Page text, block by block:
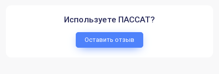
Используете ПАССАТ?
Оставить отзыв